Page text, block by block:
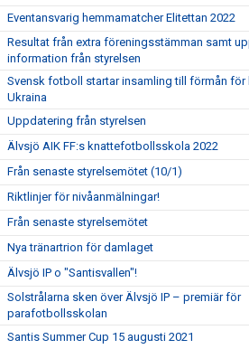
Eventansvarig hemmamatcher Elitettan 2022
Resultat från extra föreningsstämman samt
information från styrelsen
Svensk fotboll startar insamling till förmån
Ukraina
Uppdatering från styrelsen
Älvsjö AIK FF:s knattefotbollsskola 2022
Från senaste styrelsemötet (10/1)
Riktlinjer för nivåanmälningar!
Från senaste styrelsemötet
Nya tränartrion för damlaget
Älvsjö IP o "Santisvallen"!
Solstrålarna sken över Älvsjö IP – premiär för
parafotbollsskolan
Santis Summer Cup 15 augusti 2021